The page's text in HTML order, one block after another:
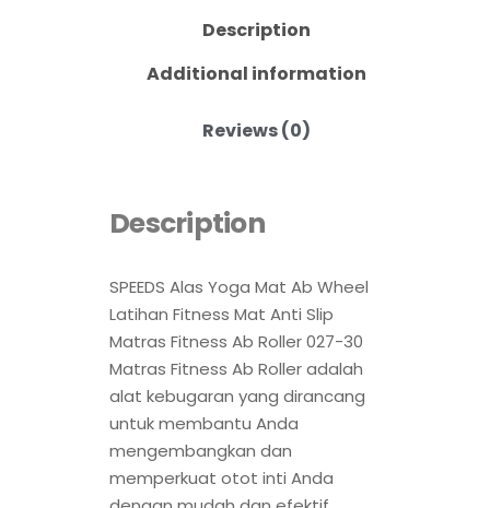
Description
Additional information
Reviews (0)
Description
SPEEDS Alas Yoga Mat Ab Wheel
Latihan Fitness Mat Anti Slip
Matras Fitness Ab Roller 027-30
Matras Fitness Ab Roller adalah
alat kebugaran yang dirancang
untuk membantu Anda
mengembangkan dan
memperkuat otot inti Anda